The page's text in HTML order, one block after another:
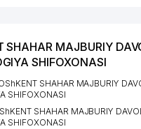
SHAHAR MAJBURIY
SHIFOXONASI
SHAHAR MAJBURIY
SHIFOXONASI
SHAHAR MAJBURIY
SHIFOXONASI